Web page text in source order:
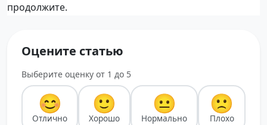
продолжите.
Оцените статью
Выберите оценку от 1 до 5
😊
Отлично
🙂
Хорошо
😐
Нормально
🙁
Плохо